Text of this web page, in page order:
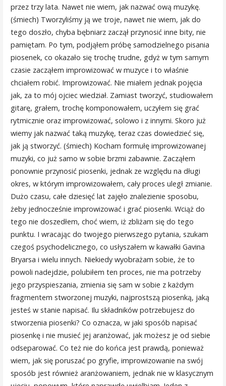
przez trzy lata. Nawet nie wiem, jak nazwać ową muzykę.
(śmiech) Tworzyliśmy ją we troje, nawet nie wiem, jak do
tego doszło, chyba bębniarz zaczął przynosić inne bity, nie
pamiętam. Po tym, podjąłem próbę samodzielnego pisania
piosenek, co okazało się trochę trudne, gdyż w tym samym
czasie zacząłem improwizować w muzyce i to właśnie
chciałem robić. Improwizować. Nie miałem jednak pojęcia
jak, za to mój ojciec wiedział. Zamiast tworzyć, studiowałem
gitarę, grałem, trochę komponowałem, uczyłem się grać
rytmicznie oraz improwizować, solowo i z innymi. Skoro już
wiemy jak nazwać taką muzykę, teraz czas dowiedzieć się,
jak ją stworzyć. (śmiech) Kocham formułę improwizowanej
muzyki, co już samo w sobie brzmi zabawnie. Zacząłem
ponownie przynosić piosenki, jednak ze względu na długi
okres, w którym improwizowałem, cały proces uległ zmianie.
Dużo czasu, całe dziesięć lat zajęło znalezienie sposobu,
żeby jednocześnie improwizować i grać piosenki. Wciąż do
tego nie doszedłem, choć wiem, iż zbliżam się do tego
punktu. I wracając do twojego pierwszego pytania, szukam
czegoś psychodelicznego, co usłyszałem w kawałki Gavina
Bryarsa i wielu innych. Niekiedy wyobrażam sobie, że to
powoli nadejdzie, polubiłem ten proces, nie ma potrzeby
jego przyspieszania, zmienia się sam w sobie z każdym
fragmentem stworzonej muzyki, najprostszą piosenką, jaką
jesteś w stanie napisać. Ilu składników potrzebujesz do
stworzenia piosenki? Co oznacza, w jaki sposób napisać
piosenkę i nie musieć jej aranżować, jak możesz je od siebie
odseparować. Co też nie do końca jest prawdą, ponieważ
wiem, jak się poruszać po gryfie, improwizowanie na swój
sposób jest również aranżowaniem, jednak nie w klasycznym